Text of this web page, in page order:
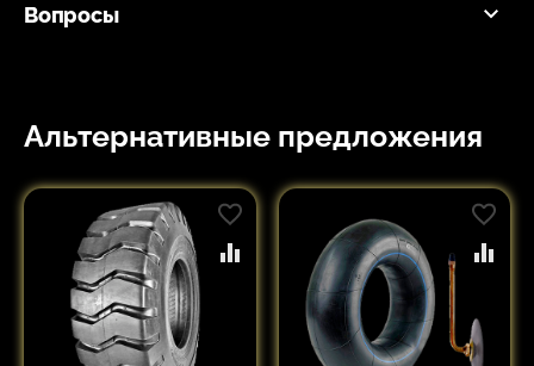
Вопросы
Альтернативные предложения